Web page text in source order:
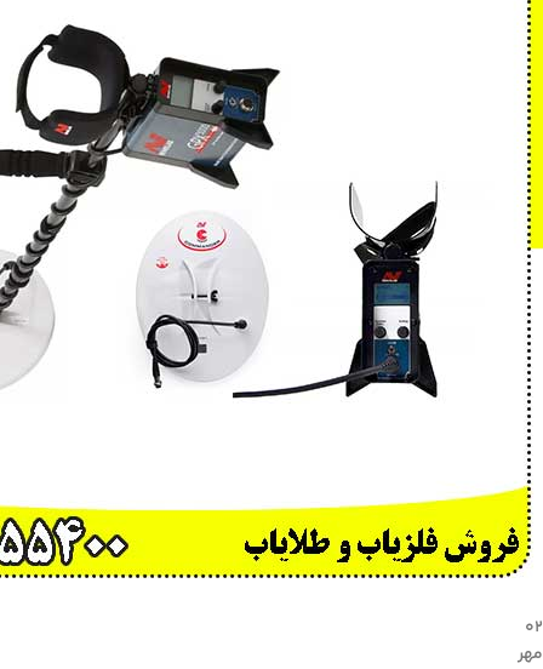
۰۲
مهر